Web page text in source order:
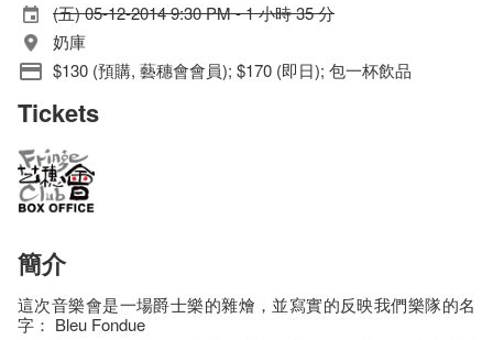
(五) 05-12-2014 9:30 PM - 1 小時 35 分
奶庫
$130 (預購, 藝穗會會員); $170 (即日); 包一杯飲品
Tickets
簡介
這次音樂會是一場爵士樂的雜燴，並寫實的反映我們樂隊的名
字： Bleu Fondue